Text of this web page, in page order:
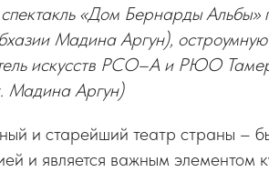
спектакль «Дом Бернарды
Мадина Аргун),
искусств РСО–А и РЮО
Мадина Аргун)
и старейший театр страны –
и является важным элементом